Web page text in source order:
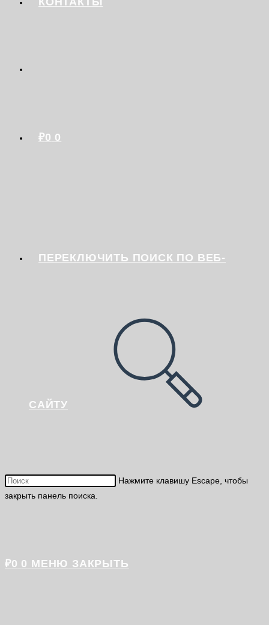
₽0 0
ПЕРЕКЛЮЧИТЬ ПОИСК ПО ВЕБ-
САЙТУ
Нажмите клавишу Escape, чтобы
закрыть панель поиска.
₽0 0 МЕНЮ ЗАКРЫТЬ